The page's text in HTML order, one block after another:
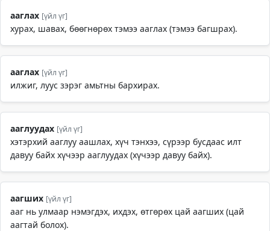
ааглах [үйл үг]
хурах, шавах, бөөгнөрөх тэмээ ааглах (тэмээ багшрах).
ааглах [үйл үг]
илжиг, луус зэрэг амьтны бархирах.
ааглуудах [үйл үг]
хэтэрхий ааглуу аашлах, хүч тэнхээ, сүрээр бусдаас илт
давуу байх хүчээр ааглуудах (хүчээр давуу байх).
аагших [үйл үг]
ааг нь улмаар нэмэгдэх, ихдэх, өтгөрөх цай аагших (цай
аагтай болох).